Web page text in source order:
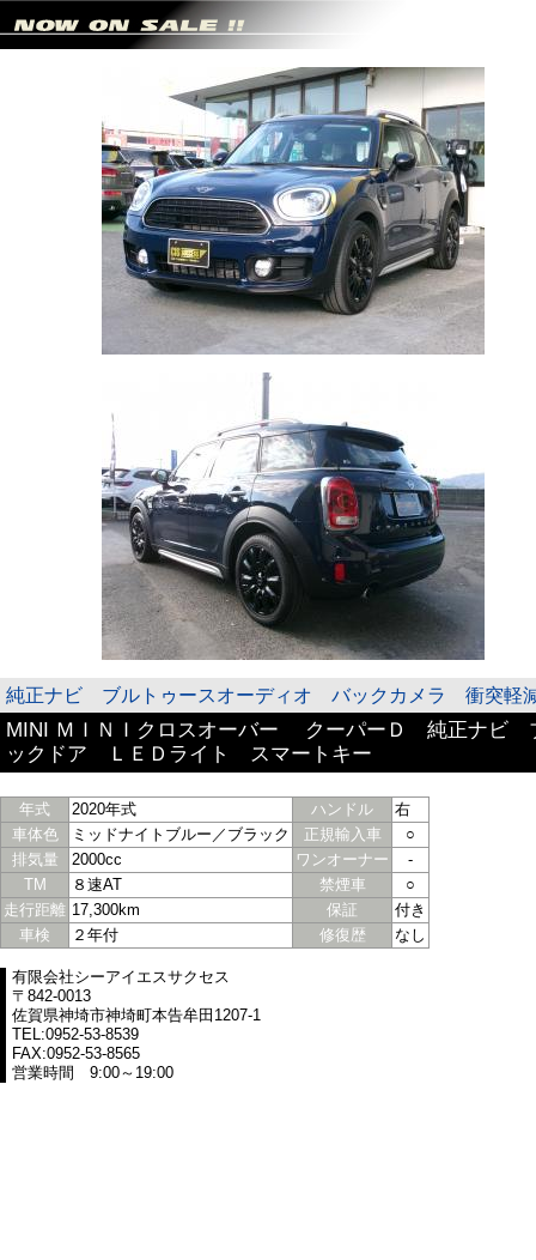
純正ナビ ブルトゥースオーディオ バックカメラ 衝突
MINI ＭＩＮＩクロスオーバー クーパーＤ 純正ナビ
ックドア ＬＥＤライト スマートキー
年式 2020年式 ハンドル
右
車体色
ミッドナイトブルー／ブラック 正規輸入車
○
排気量
2000cc ワンオーナー
-
TM
８速AT 禁煙車
○
走行距離 17,300km 保証
付き
車検
２年付 修復歴 なし
有限会社シーアイエスサクセス
〒842-0013
佐賀県神埼市神埼町本告牟田1207-1
TEL:0952-53-8539
FAX:0952-53-8565
営業時間 9:00～19:00